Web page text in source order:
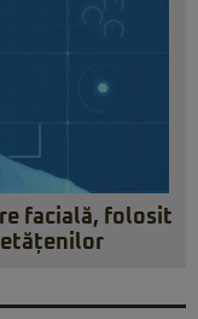
facială, folosit